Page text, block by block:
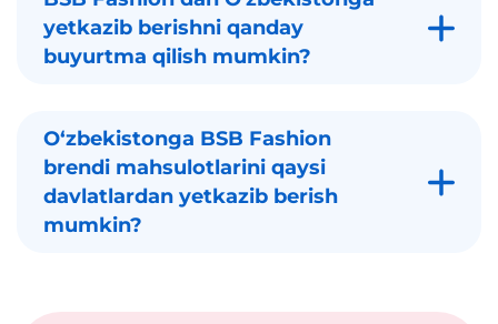
yetkazib berishni qanday
buyurtma qilish mumkin?
Oʻzbekistonga BSB Fashion
brendi mahsulotlarini qaysi
davlatlardan yetkazib berish
mumkin?